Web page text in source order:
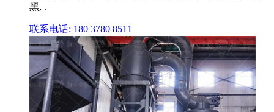
黑, .
联系电话: 180 3780 8511